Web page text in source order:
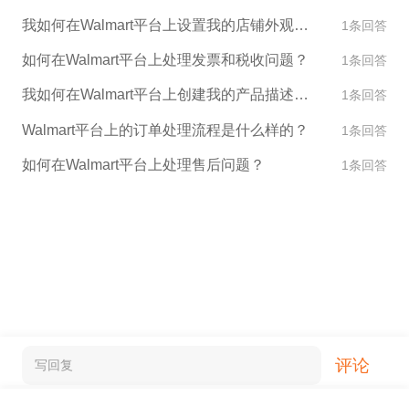
我如何在Walmart平台上设置我的店铺外观和设计？ 1条回答
如何在Walmart平台上处理发票和税收问题？ 1条回答
我如何在Walmart平台上创建我的产品描述和图片？ 1条回答
Walmart平台上的订单处理流程是什么样的？ 1条回答
如何在Walmart平台上处理售后问题？ 1条回答
写回复 评论